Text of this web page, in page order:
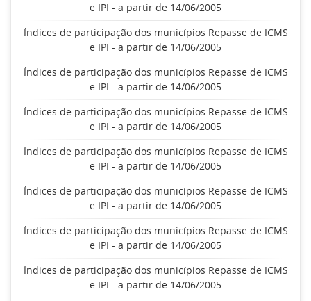
e IPI - a partir de 14/06/2005
Índices de participação dos municípios Repasse de ICMS
e IPI - a partir de 14/06/2005
Índices de participação dos municípios Repasse de ICMS
e IPI - a partir de 14/06/2005
Índices de participação dos municípios Repasse de ICMS
e IPI - a partir de 14/06/2005
Índices de participação dos municípios Repasse de ICMS
e IPI - a partir de 14/06/2005
Índices de participação dos municípios Repasse de ICMS
e IPI - a partir de 14/06/2005
Índices de participação dos municípios Repasse de ICMS
e IPI - a partir de 14/06/2005
Índices de participação dos municípios Repasse de ICMS
e IPI - a partir de 14/06/2005